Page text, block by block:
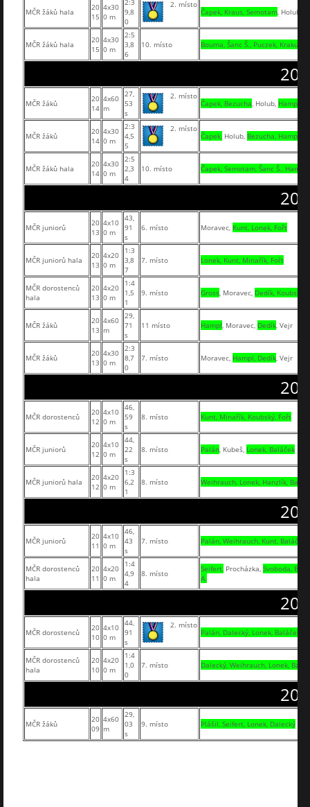
MČR žáků hala
20
15
4x30
0 m
2:3
9,8
0
2. místo
Čapek, Kraus, Semotam, Holub
MČR žáků hala
20
15
4x30
0 m
2:5
3,8
6
10. místo Bouma, Šanc Š., Puczek, Krakuvčík
MČR žáků
20
14
4x60
m
27,
53
s
2. místo
Čapek, Bezucha, Holub, Hampl
MČR žáků
20
14
4x30
0 m
2:3
4,5
5
2. místo
Čapek, Holub, Bezucha, Hampl
MČR žáků hala
20
14
4x30
0 m
2:5
2,3
4
10. místo Čapek, Semotam, Šanc Š., Hampl
MČR juniorů
20
13
4x10
0 m
43,
91
s
6. místo Moravec, Kunt, Lonek, Fořt
MČR juniorů hala
20
13
4x20
0 m
1:3
3,8
7
7. místo Lonek, Kunt, Minařík, Fořt
MČR dorostenců
hala
20
13
4x20
0 m
1:4
1,5
1
9. místo Gross, Moravec, Dedík, Koubský
MČR žáků
20
13
4x60
m
29,
71
s
11 místo Hampl, Moravec, Dedík, Vejr
MČR žáků
20
13
4x30
0 m
2:3
8,7
0
7. místo Moravec, Hampl, Dedík, Vejr
MČR dorostenců
20
12
4x10
0 m
46,
59
s
8. místo Kunt, Minařík, Koubský, Fořt
MČR juniorů
20
12
4x10
0 m
44,
22
s
8. místo Palán, Kubeš, Lonek, Baláček
MČR juniorů hala
20
12
4x20
0 m
1:3
6,2
1
8. místo Weihrauch, Lonek, Hanzlík,
MČR juniorů
20
11
4x10
0 m
46,
43
s
7. místo Palán, Weihrauch, Kunt, Baláček
MČR dorostenců
hala
20
11
4x20
0 m
1:4
4,9
4
8. místo Seifert, Procházka, Svoboda,
A.
MČR dorostenců
20
10
4x10
0 m
44,
91
s
2. místo
Palán, Dalecký, Lonek, Baláček
MČR dorostenců
hala
20
10
4x20
0 m
1:4
1,0
0
7. místo Dalecký, Weihrauch, Lonek,
MČR žáků
20
09
4x60
m
29,
03
s
9. místo Plášil, Seifert, Lonek, Dalecký